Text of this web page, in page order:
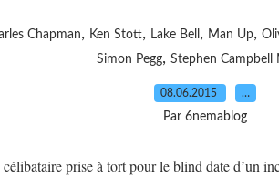
Chapman, Ken Stott, Lake Bell , Man Up,
Simon Pegg, Stephen Campbell
08.06.2015 …
Par 6nemablog
prise à tort pour le blind date d’un